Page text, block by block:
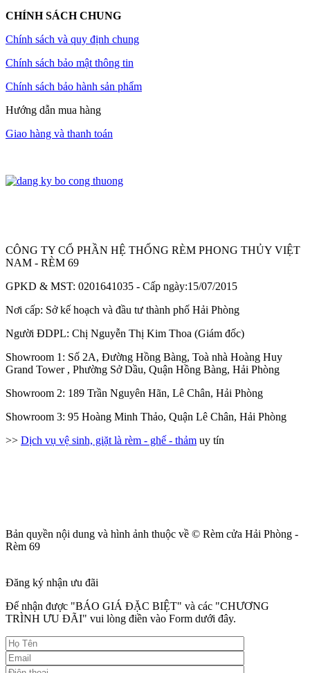
CHÍNH SÁCH CHUNG
Chính sách và quy định chung
Chính sách bảo mật thông tin
Chính sách bảo hành sản phẩm
Hướng dẫn mua hàng
Giao hàng và thanh toán
CÔNG TY CỔ PHẦN HỆ THỐNG RÈM PHONG THỦY VIỆT
NAM - RÈM 69
GPKD & MST: 0201641035 - Cấp ngày:15/07/2015
Nơi cấp: Sở kế hoạch và đầu tư thành phố Hải Phòng
Người ĐDPL: Chị Nguyễn Thị Kim Thoa (Giám đốc)
Showroom 1: Số 2A, Đường Hồng Bàng, Toà nhà Hoàng Huy
Grand Tower , Phường Sở Dầu, Quận Hồng Bàng, Hải Phòng
Showroom 2: 189 Trần Nguyên Hãn, Lê Chân, Hải Phòng
Showroom 3: 95 Hoàng Minh Thảo, Quận Lê Chân, Hải Phòng
>> Dịch vụ vệ sinh, giặt là rèm - ghế - thảm uy tín
Bản quyền nội dung và hình ảnh thuộc về © Rèm cửa Hải Phòng -
Rèm 69
Đăng ký nhận ưu đãi
Để nhận được "BÁO GIÁ ĐẶC BIỆT" và các "CHƯƠNG
TRÌNH ƯU ĐÃI" vui lòng điền vào Form dưới đây.